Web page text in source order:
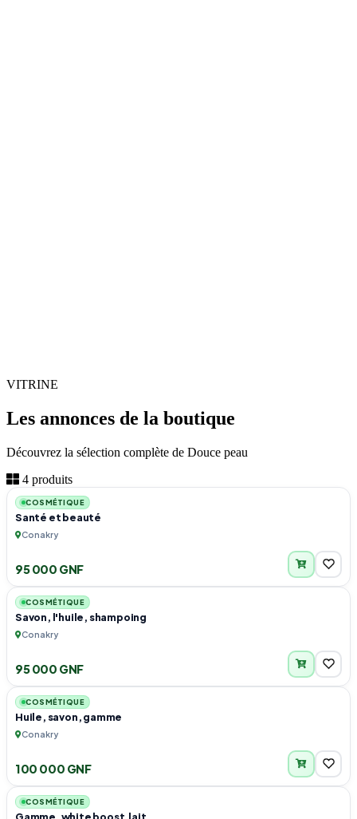
VITRINE
Les annonces de la boutique
Découvrez la sélection complète de Douce peau
4 produits
COSMÉTIQUE
Santé et beauté
Conakry
95 000 GNF
COSMÉTIQUE
Savon, l'huile, shampoing
Conakry
95 000 GNF
COSMÉTIQUE
Huile, savon, gamme
Conakry
100 000 GNF
COSMÉTIQUE
Gamme, white boost,lait